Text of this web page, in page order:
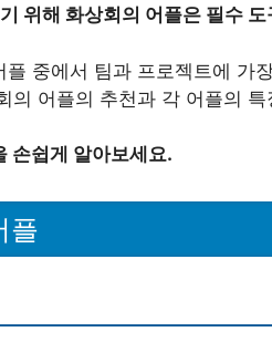
위해 화상회의 어플은 필수
중에서 팀과 프로젝트에 가
의 어플의 추천과 각 어플의
손쉽게 알아보세요.
플